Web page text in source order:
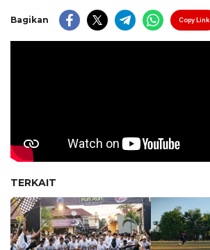
Bagikan Copy Link
TERKAIT